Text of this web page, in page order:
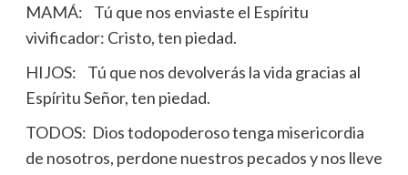
MAMÁ: Tú que nos enviaste el Espíritu
vivificador: Cristo, ten piedad.
HIJOS: Tú que nos devolverás la vida gracias al
Espíritu Señor, ten piedad.
TODOS: Dios todopoderoso tenga misericordia
de nosotros, perdone nuestros pecados y nos lleve